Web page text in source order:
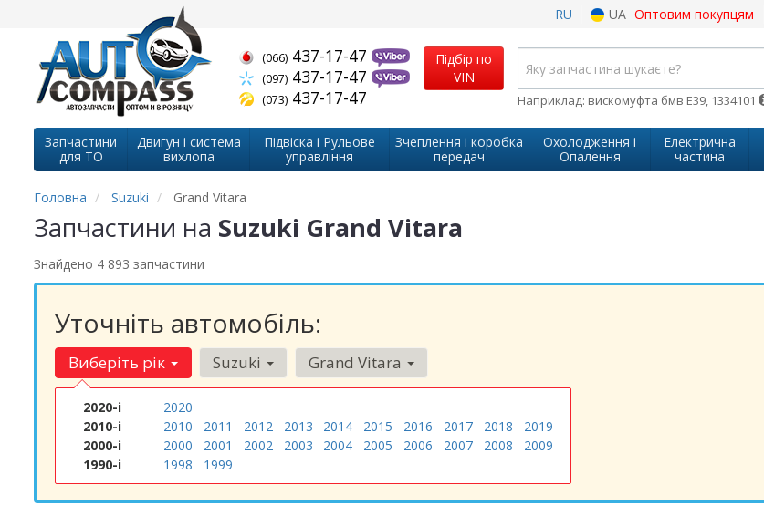
RU UA Оптовим покупцям
(066) 437-17-47
(097) 437-17-47
(073) 437-17-47
Підбір по
VIN
Наприклад: вискомуфта бмв Е39, 1334101
Запчастини
для ТО
Двигун і система
вихлопа
Підвіска і Рульове
управління
Зчеплення і коробка
передач
Охолодження і
Опалення
Електрична
частина
Головна Suzuki Grand Vitara
Запчастини на Suzuki Grand Vitara
Знайдено 4 893 запчастини
Уточніть автомобіль:
Виберіть рік
2020-і
2020
2010-і
2010 2011 2012 2013 2014 2015 2016 2017 2018
2019
2000-і
2000 2001 2002 2003 2004 2005 2006 2007 2008
2009
1990-і
1998 1999
Suzuki Grand Vitara